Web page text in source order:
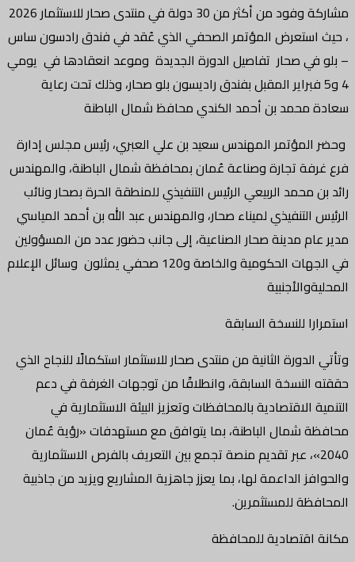
مشاركة وفود من أكثر من 30 دولة في منتدى صحار للاستثمار 2026
، حيث استعرض المؤتمر الصحفي الذي عُقد في فندق رادسون ساس
– بلو في صحار تفاصيل الدورة الجديدة وموعد انعقادها في يومي
4 و5 فبراير المقبل بفندق راديسون بلو صحار، وذلك تحت رعاية
سعادة محمد بن أحمد الكندي محافظ شمال الباطنة
وحضر المؤتمر المهندس سعيد بن علي العبري، رئيس مجلس إدارة
فرع غرفة تجارة وصناعة عُمان بمحافظة شمال الباطنة، والمهندس
رائد بن محمد الربيعي الرئيس التنفيذي للمنطقة الحرة بصحار ونائب
الرئيس التنفيذي لميناء صحار، والمهندس عبد الله بن أحمد المياسي
مدير عام مدينة صحار الصناعية، إلى جانب حضور عدد من المسؤولين
في الجهات الحكومية والخاصة و120 صحفي يمثلون وسائل الإعلام
المحليةوالأجنبية
استمرارا للنسخة السابقة
وتأتي الدورة الثانية من منتدى صحار للاستثمار استكمالًا للنجاح الذي
حققته النسخة السابقة، وانطلاقًا من توجهات الغرفة في دعم
التنمية الاقتصادية بالمحافظات وتعزيز البيئة الاستثمارية في
محافظة شمال الباطنة، بما يتوافق مع مستهدفات «رؤية عُمان
2040»، عبر تقديم منصة تجمع بين التعريف بالفرص الاستثمارية
والحوافز الداعمة لها، بما يعزز جاهزية المشاريع ويزيد من جاذبية
المحافظة للمستثمرين.
مكانة اقتصادية للمحافظة